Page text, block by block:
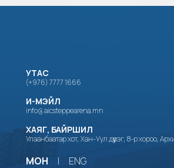
УТАС
(+976) 7777 1666
И-МЭЙЛ
info@aicsteppearena.mn
ХАЯГ, БАЙРШИЛ
Улаанбаатар хот, Хан-Уул дүүрэг, 8-р хороо,
МОН | ENG